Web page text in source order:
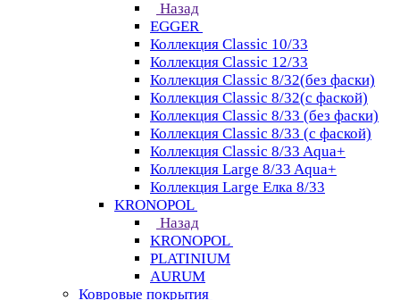
Назад
EGGER
Коллекция Classic 10/33
Коллекция Classic 12/33
Коллекция Classic 8/32(без фаски)
Коллекция Classic 8/32(с фаской)
Коллекция Classic 8/33 (без фаски)
Коллекция Classic 8/33 (с фаской)
Коллекция Classic 8/33 Aqua+
Коллекция Large 8/33 Aqua+
Коллекция Large Елка 8/33
KRONOPOL
Назад
KRONOPOL
PLATINIUM
AURUM
Ковровые покрытия